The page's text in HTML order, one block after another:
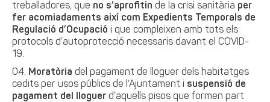
treballadores, que no s’aprofitin de la crisi sanitària per
fer acomiadaments així com Expedients Temporals de
Regulació d’Ocupació i que compleixen amb tots els
protocols d’autoprotecció necessaris davant el COVID-
19.
Moratòria del pagament de lloguer dels habitatges
cedits per usos públics de l’Ajuntament i suspensió de
pagament del lloguer d’aquells pisos que formen part